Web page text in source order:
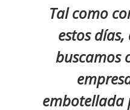
Tal como
estos días,
buscamos